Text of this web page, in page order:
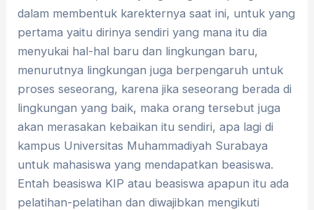
dalam membentuk karekternya saat ini, untuk yang
pertama yaitu dirinya sendiri yang mana itu dia
menyukai hal-hal baru dan lingkungan baru,
menurutnya lingkungan juga berpengaruh untuk
proses seseorang, karena jika seseorang berada di
lingkungan yang baik, maka orang tersebut juga
akan merasakan kebaikan itu sendiri, apa lagi di
kampus Universitas Muhammadiyah Surabaya
untuk mahasiswa yang mendapatkan beasiswa.
Entah beasiswa KIP atau beasiswa apapun itu ada
pelatihan-pelatihan dan diwajibkan mengikuti